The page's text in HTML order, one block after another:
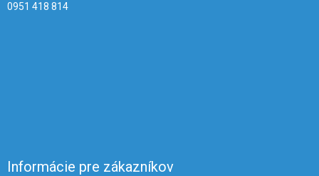
0951 418 814
Informácie pre zákazníkov